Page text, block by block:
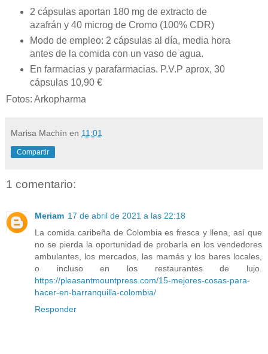
2 cápsulas aportan 180 mg de extracto de
azafrán y 40 microg de Cromo (100% CDR)
Modo de empleo: 2 cápsulas al día, media hora
antes de la comida con un vaso de agua.
En farmacias y parafarmacias. P.V.P aprox, 30
cápsulas 10,90 €
Fotos: Arkopharma
Marisa Machín en 11:01
Compartir
1 comentario:
Meriam 17 de abril de 2021 a las 22:18
La comida caribeña de Colombia es fresca y llena, así que
no se pierda la oportunidad de probarla en los vendedores
ambulantes, los mercados, las mamás y los bares locales,
o incluso en los restaurantes de lujo.
https://pleasantmountpress.com/15-mejores-cosas-para-
hacer-en-barranquilla-colombia/
Responder